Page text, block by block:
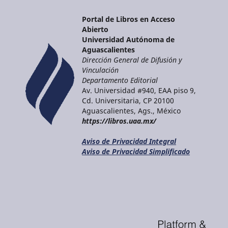
Portal de Libros en Acceso
Abierto
Universidad Autónoma de
Aguascalientes
Dirección General de Difusión y
Vinculación
Departamento Editorial
Av. Universidad #940, EAA piso 9,
Cd. Universitaria, CP 20100
Aguascalientes, Ags., México
https://libros.uaa.mx/
Aviso de Privacidad Integral
Aviso de Privacidad Simplificado